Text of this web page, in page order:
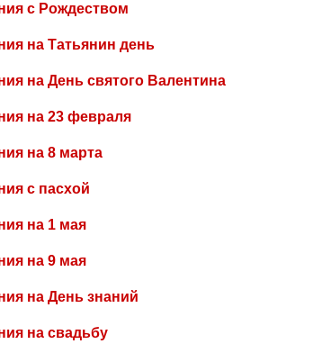
с Рождеством
на Татьянин день
на День святого Валентина
на 23 февраля
на 8 марта
с пасхой
на 1 мая
на 9 мая
на День знаний
на свадьбу